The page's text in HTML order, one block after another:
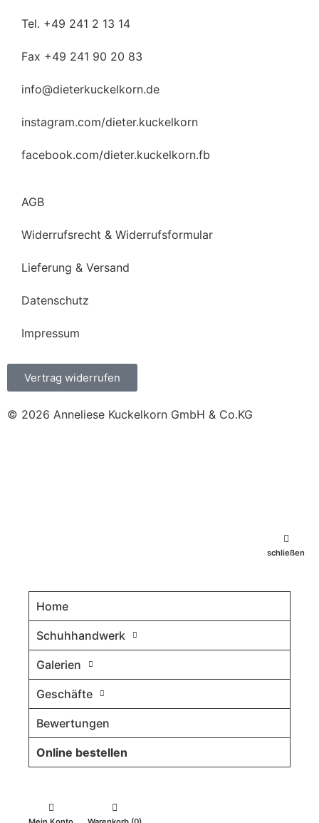
Tel. +49 241 2 13 14
Fax +49 241 90 20 83
info@dieterkuckelkorn.de
instagram.com/dieter.kuckelkorn
facebook.com/dieter.kuckelkorn.fb
AGB
Widerrufsrecht & Widerrufsformular
Lieferung & Versand
Datenschutz
Impressum
Vertrag widerrufen
© 2026 Anneliese Kuckelkorn GmbH & Co.KG
schließen
Home
Schuhhandwerk
Galerien
Geschäfte
Bewertungen
Online bestellen